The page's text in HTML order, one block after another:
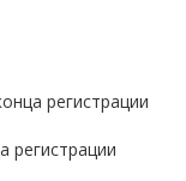
регистрации
регистрации